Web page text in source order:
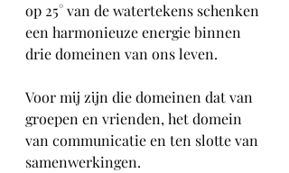
op 25° van de watertekens schenken
een harmonieuze energie binnen
drie domeinen van ons leven.
Voor mij zijn die domeinen dat van
groepen en vrienden, het domein
van communicatie en ten slotte van
samenwerkingen.